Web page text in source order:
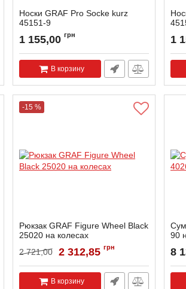
Носки GRAF Pro Socke kurz
45151-9
1 155,00 грн
В корзину
1
-15 %
Рюкзак GRAF Figure Wheel Black
25020 на колесах
2 721,00 2 312,85 грн
В корзину
90
8